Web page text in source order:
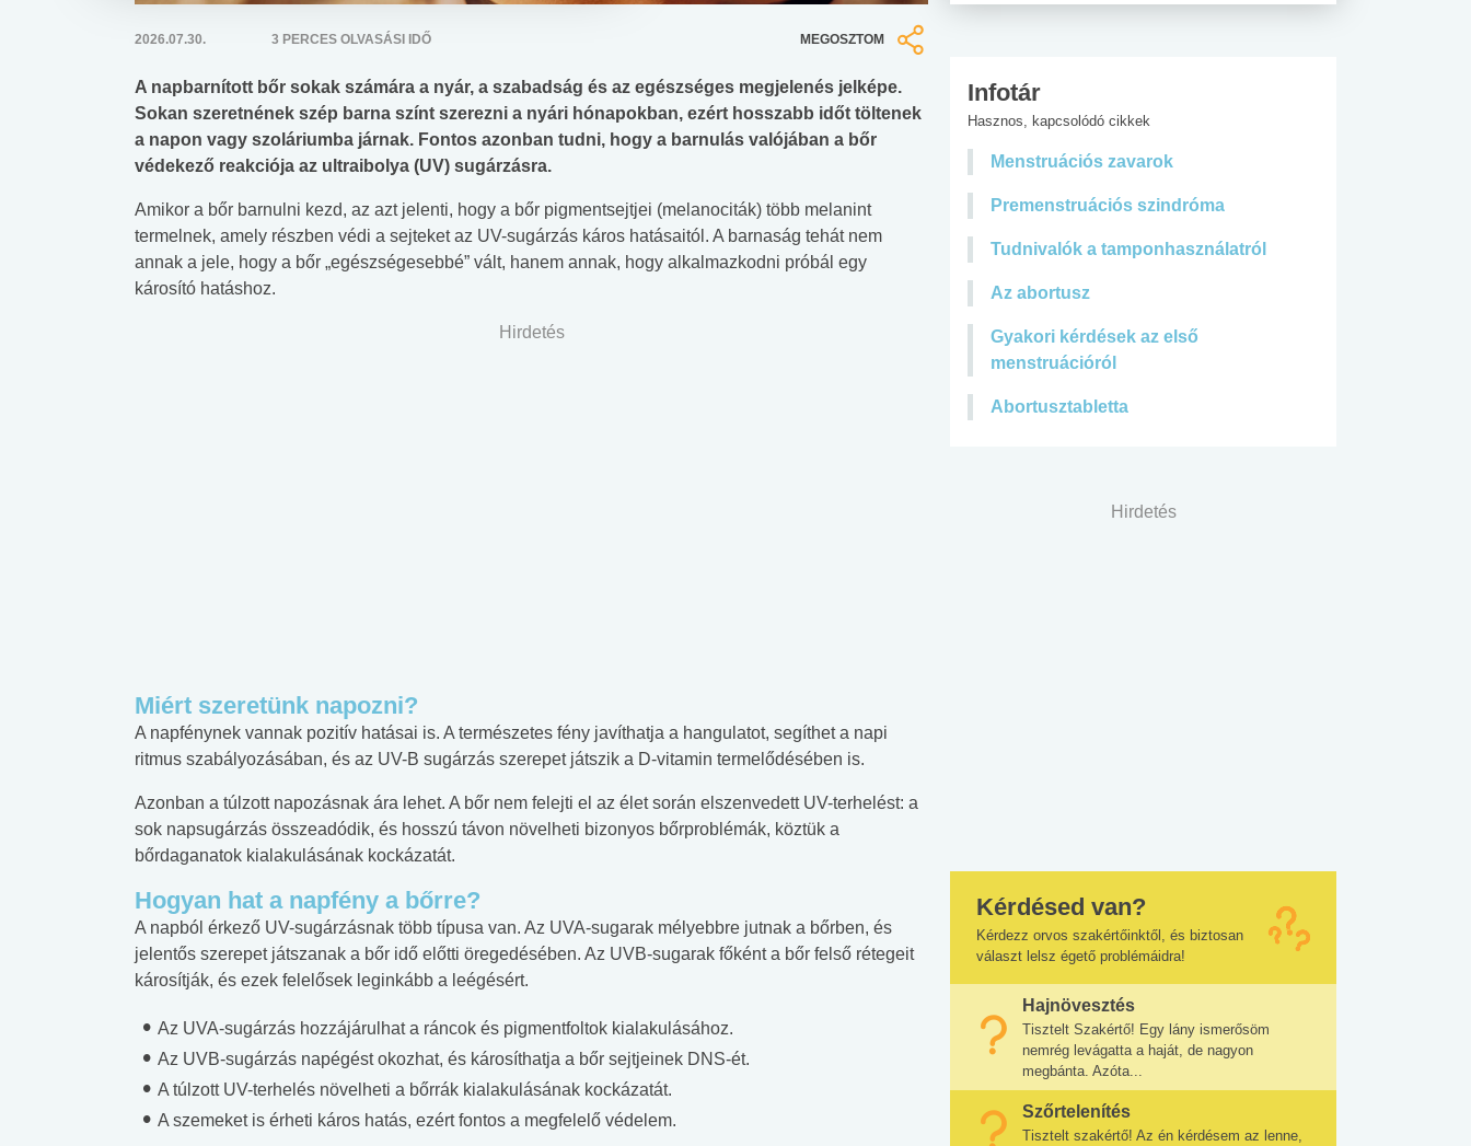
2026.07.30. 3 PERCES OLVASÁSI IDŐ MEGOSZTOM
A napbarnított bőr sokak számára a nyár, a szabadság és az egészséges megjelenés jelképe.
Sokan szeretnének szép barna színt szerezni a nyári hónapokban, ezért hosszabb időt töltenek
a napon vagy szoláriumba járnak. Fontos azonban tudni, hogy a barnulás valójában a bőr
védekező reakciója az ultraibolya (UV) sugárzásra.
Amikor a bőr barnulni kezd, az azt jelenti, hogy a bőr pigmentsejtjei (melanociták) több melanint
termelnek, amely részben védi a sejteket az UV-sugárzás káros hatásaitól. A barnaság tehát nem
annak a jele, hogy a bőr „egészségesebbé” vált, hanem annak, hogy alkalmazkodni próbál egy
károsító hatáshoz.
Hirdetés
Miért szeretünk napozni?
A napfénynek vannak pozitív hatásai is. A természetes fény javíthatja a hangulatot, segíthet a napi
ritmus szabályozásában, és az UV-B sugárzás szerepet játszik a D-vitamin termelődésében is.
Azonban a túlzott napozásnak ára lehet. A bőr nem felejti el az élet során elszenvedett UV-terhelést: a
sok napsugárzás összeadódik, és hosszú távon növelheti bizonyos bőrproblémák, köztük a
bőrdaganatok kialakulásának kockázatát.
Hogyan hat a napfény a bőrre?
A napból érkező UV-sugárzásnak több típusa van. Az UVA-sugarak mélyebbre jutnak a bőrben, és
jelentős szerepet játszanak a bőr idő előtti öregedésében. Az UVB-sugarak főként a bőr felső rétegeit
károsítják, és ezek felelősek leginkább a leégésért.
Az UVA-sugárzás hozzájárulhat a ráncok és pigmentfoltok kialakulásához.
Az UVB-sugárzás napégést okozhat, és károsíthatja a bőr sejtjeinek DNS-ét.
A túlzott UV-terhelés növelheti a bőrrák kialakulásának kockázatát.
A szemeket is érheti káros hatás, ezért fontos a megfelelő védelem.
Infotár
Hasznos, kapcsolódó cikkek
Menstruációs zavarok
Premenstruációs szindróma
Tudnivalók a tamponhasználatról
Az abortusz
Gyakori kérdések az első
menstruációról
Abortusztabletta
Hirdetés
Kérdésed van?
Kérdezz orvos szakértőinktől, és biztosan
választ lelsz égető problémáidra!
Hajnövesztés
Tisztelt Szakértő! Egy lány ismerősöm
nemrég levágatta a haját, de nagyon
megbánta. Azóta...
Szőrtelenítés
Tisztelt szakértő! Az én kérdésem az lenne,